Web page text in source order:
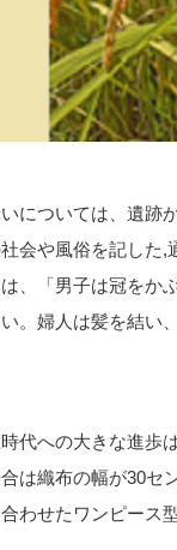
については、遺跡
会や風俗を記した,
、「男子は冠をか
。婦人は髪を結い
代への大きな進歩
は織布の幅が30セ
わせたワンピース